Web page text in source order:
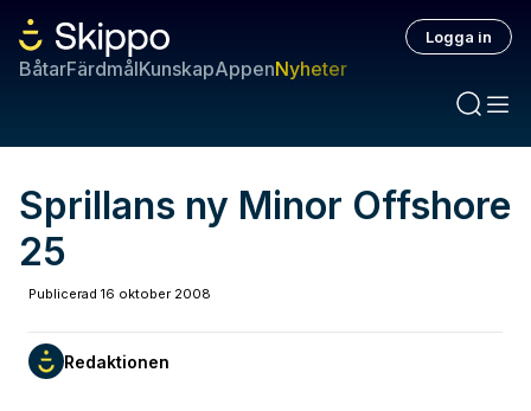
BåtarFärdmålKunskapAppenNyheter
Logga in
Sprillans ny Minor Offshore
25
Publicerad 16 oktober 2008
Redaktionen